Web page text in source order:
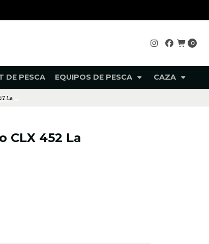
0
DE PESCA EQUIPOS DE PESCA CAZA
La
CLX 452 La